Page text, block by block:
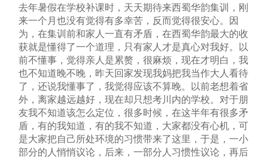
去年暑假在学校补课时，天天期待来西蜀华韵集训，刚
来一个月也没有觉得有多幸苦，反而觉得很安心。因
为，在集训前和家人一直有矛盾，在西蜀华韵最大的收
获就是懂得了一个道理，只有家人才是真心对我好。以
前不懂事，觉得亲人是累赘，很麻烦，现在才明白，我
也不知道晚不晚，昨天回家发现我妈把我当作大人看待
了，还说我懂事了，我觉得应该不算晚。以前老想着省
外，离家越远越好，现在却只想考川内的学校。对于朋
友我不知道该怎么定位，很多时候，在这半年有很多矛
盾，有的我知道，有的我不知道，大家都没有心机，可
是大家把自己所处环境的习惯带来了这里，于是，一小
部分的人悄悄议论，后来，一部分人习惯性议论，再后